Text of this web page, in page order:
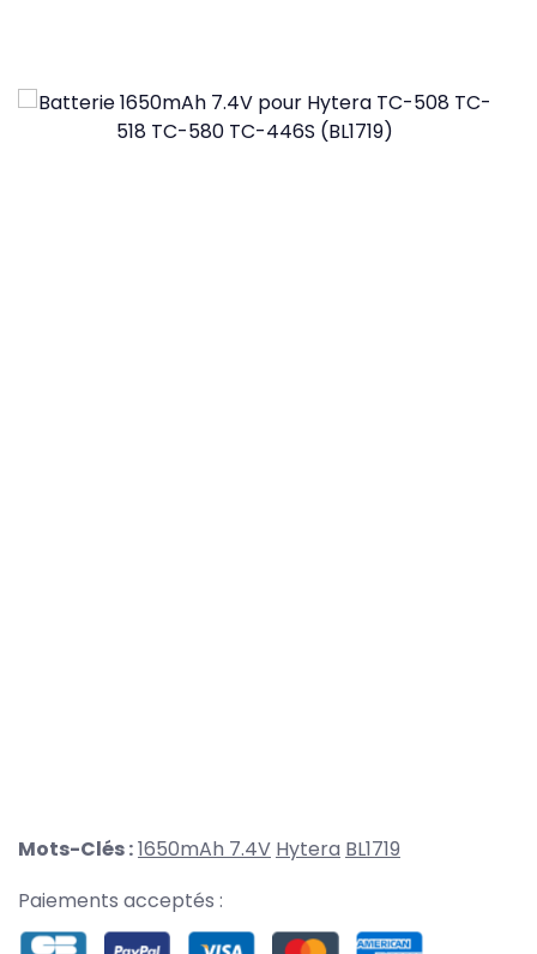
Mots-Clés :1650mAh 7.4V Hytera BL1719
Paiements acceptés :